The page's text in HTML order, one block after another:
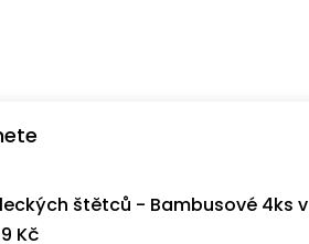
štětců - Bambusové 4ks v
Kč